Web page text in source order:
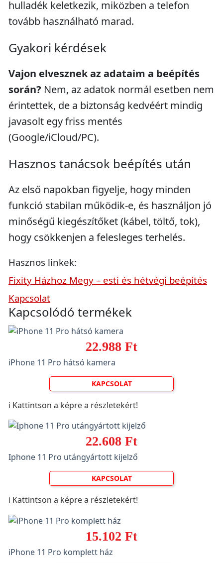
hulladék keletkezik, miközben a telefon
tovább használható marad.
Gyakori kérdések
Vajon elvesznek az adataim a beépítés
során? Nem, az adatok normál esetben nem
érintettek, de a biztonság kedvéért mindig
javasolt egy friss mentés
(Google/iCloud/PC).
Hasznos tanácsok beépítés után
Az első napokban figyelje, hogy minden
funkció stabilan működik-e, és használjon jó
minőségű kiegészítőket (kábel, töltő, tok),
hogy csökkenjen a felesleges terhelés.
Hasznos linkek:
Fixity Házhoz Megy – esti és hétvégi beépítés
Kapcsolat
Kapcsolódó termékek
22.988 Ft
iPhone 11 Pro hátsó kamera
KAPCSOLAT
ℹ️ Kattintson a képre a részletekért!
22.608 Ft
Iphone 11 Pro utángyártott kijelző
KAPCSOLAT
ℹ️ Kattintson a képre a részletekért!
15.102 Ft
iPhone 11 Pro komplett ház